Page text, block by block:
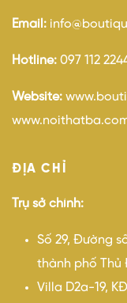
Email:
Hotline: 097 112
Website:
ĐỊA CHỈ
Trụ sở chính:
Số 29, Đường
thành phố Thủ
Villa D2a-19,